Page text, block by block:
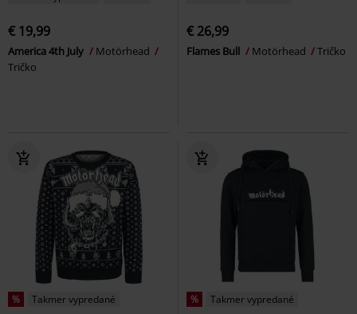
€ 19,99
America 4th July
Motörhead
Tričko
€ 26,99
Flames Bull Motörhead Tričko
% Takmer vypredané % Takmer vypredané